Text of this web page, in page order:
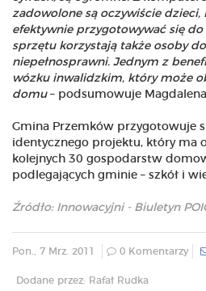
zadowolone są oczywiście
efektywnie przygotowywać się do
sprzętu korzystają także osoby
niepełnosprawni. Jednym z
wózku inwalidzkim, który może
domu– podsumowuje
Gmina Przemków przygotowuje
identycznego projektu, który ma
kolejnych 30 gospodarstw
podlegających gminie – szkół i
Źródło: Innowacyjni - Biuletyn
Pon., 7 Mrz. 2011 0 Komentarzy
Dodane przez: Rafał Rudka